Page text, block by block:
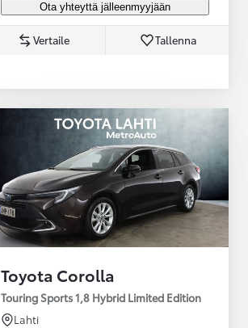
Ota yhteyttä jälleenmyyjään
Vertaile Tallenna
Toyota Corolla
Touring Sports 1,8 Hybrid Limited Edition
Lahti